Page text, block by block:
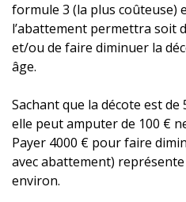
formule 3 (la plus coûteuse)
l’abattement permettra soit
et/ou de faire diminuer la
âge.
Sachant que la décote est
elle peut amputer de 100 €
Payer 4000 € pour faire
avec abattement)
environ.